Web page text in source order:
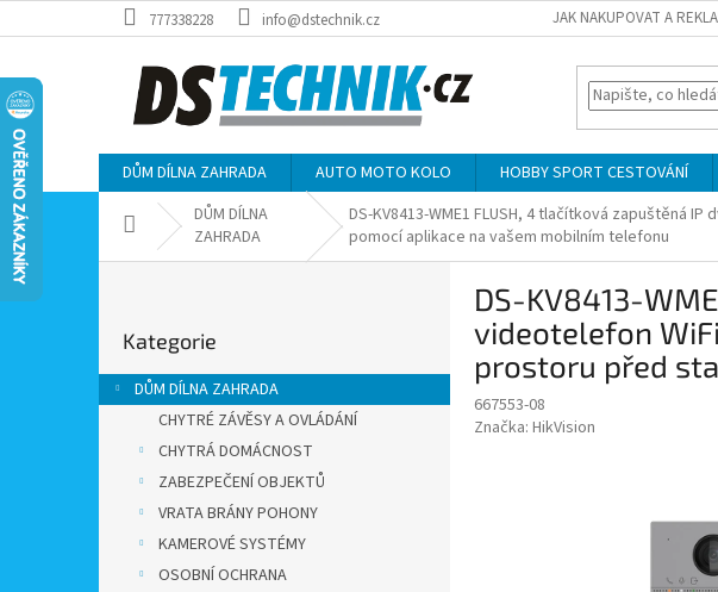
na
777338228 info@dstechnik.cz JAK NAKUPOVAT A
DŮM DÍLNA ZAHRADA AUTO MOTO KOLO HOBBY SPORT CESTOVÁNÍ
Domů DŮM DÍLNA
ZAHRADA
DS-KV8413-WME1 FLUSH, 4 tlačítková zapuštěná
pomocí aplikace na vašem mobilním telefonu
r
a
kategorie
Kategorie
DŮM DÍLNA ZAHRADA
CHYTRÉ ZÁVĚSY A OVLÁDÁNÍ
CHYTRÁ DOMÁCNOST
ZABEZPEČENÍ OBJEKTŮ
VRATA BRÁNY POHONY
KAMEROVÉ SYSTÉMY
OSOBNÍ OCHRANA
DS-KV8413-
videotelefon
prostoru před
667553-08
Značka: HikVision